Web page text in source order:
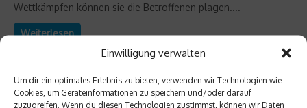
Einwilligung verwalten
Um dir ein optimales Erlebnis zu bieten, verwenden wir Technologien wie
Cookies, um Geräteinformationen zu speichern und/oder darauf
zuzugreifen. Wenn du diesen Technologien zustimmst, können wir Daten
Wettkämpfen können sie die Betroffenen plagen....
Weiterlesen